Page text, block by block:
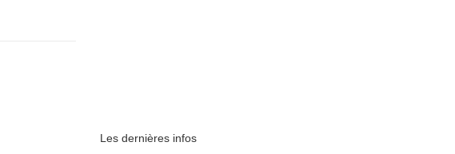
Les dernières infos